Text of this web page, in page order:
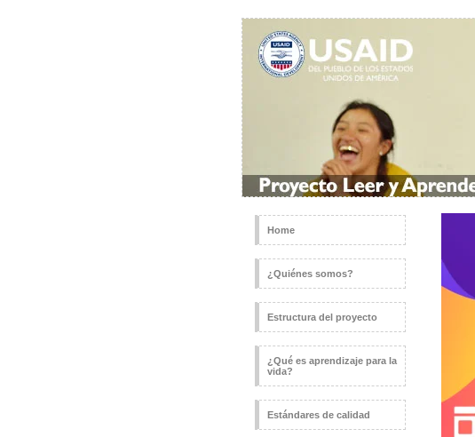
Home
¿Quiénes somos?
Estructura del proyecto
¿Qué es aprendizaje para la
vida?
Estándares de calidad